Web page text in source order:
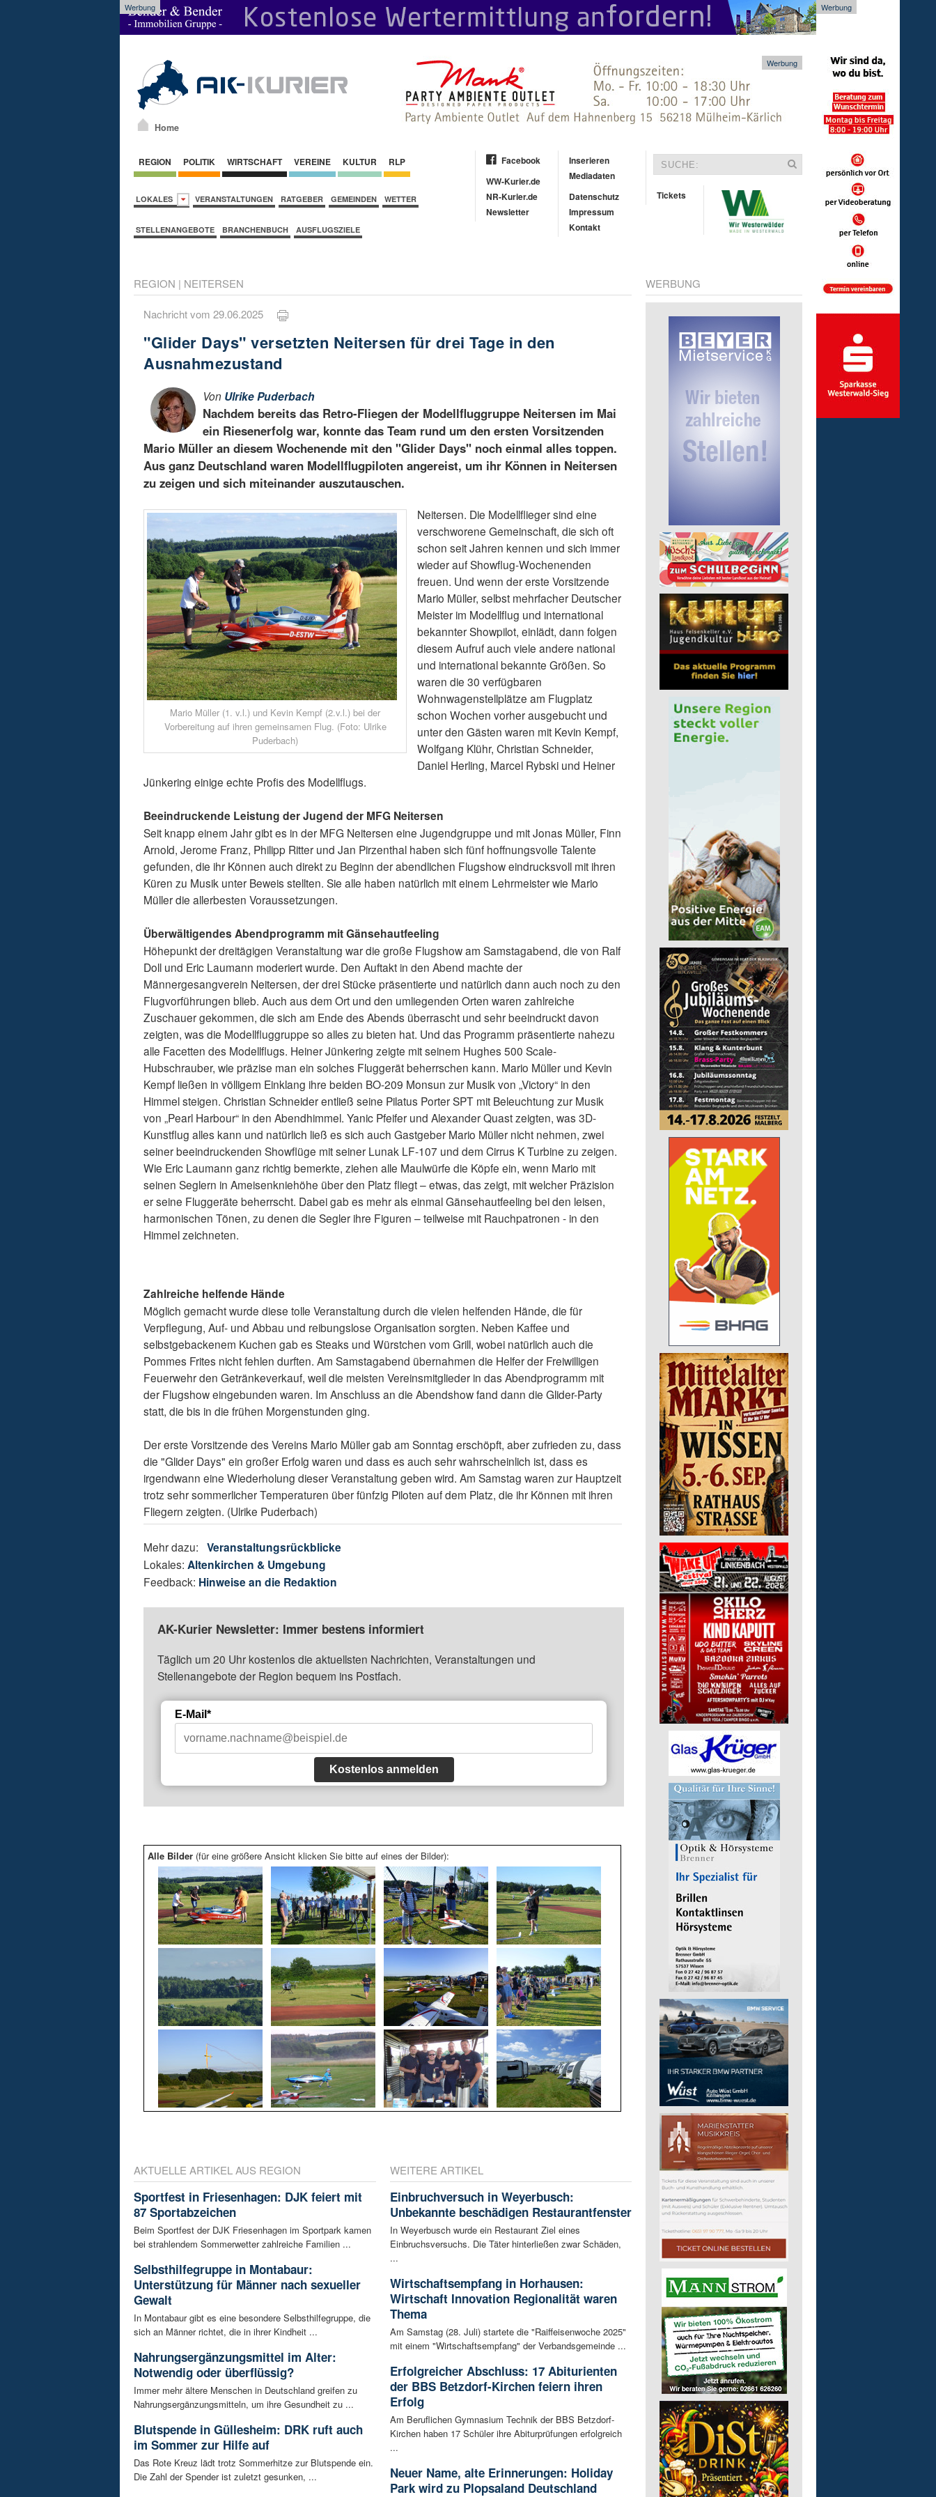
Werbung Werbung
Home
Werbung
REGION POLITIK WIRTSCHAFT VEREINE KULTUR RLP
LOKALES VERANSTALTUNGEN RATGEBER GEMEINDEN WETTER
STELLENANGEBOTE BRANCHENBUCH AUSFLUGSZIELE
Facebook
WW-Kurier.de
NR-Kurier.de
Newsletter
Inserieren
Mediadaten
Datenschutz
Impressum
Kontakt
Tickets
REGION | NEITERSEN
Nachricht vom 29.06.2025
"Glider Days" versetzten Neitersen für drei Tage in den
Ausnahmezustand
Von Ulrike Puderbach
Nachdem bereits das Retro-Fliegen der Modellfluggruppe Neitersen im Mai
ein Riesenerfolg war, konnte das Team rund um den ersten Vorsitzenden
Mario Müller an diesem Wochenende mit den "Glider Days" noch einmal alles toppen.
Aus ganz Deutschland waren Modellflugpiloten angereist, um ihr Können in Neitersen
zu zeigen und sich miteinander auszutauschen.
Mario Müller (1. v.l.) und Kevin Kempf (2.v.l.) bei der
Vorbereitung auf ihren gemeinsamen Flug. (Foto: Ulrike
Puderbach)
Neitersen. Die Modellflieger sind eine
verschworene Gemeinschaft, die sich oft
schon seit Jahren kennen und sich immer
wieder auf Showflug-Wochenenden
freuen. Und wenn der erste Vorsitzende
Mario Müller, selbst mehrfacher Deutscher
Meister im Modellflug und international
bekannter Showpilot, einlädt, dann folgen
diesem Aufruf auch viele andere national
und international bekannte Größen. So
waren die 30 verfügbaren
Wohnwagenstellplätze am Flugplatz
schon Wochen vorher ausgebucht und
unter den Gästen waren mit Kevin Kempf,
Wolfgang Klühr, Christian Schneider,
Daniel Herling, Marcel Rybski und Heiner
Jünkering einige echte Profis des Modellflugs.
Beeindruckende Leistung der Jugend der MFG Neitersen
Seit knapp einem Jahr gibt es in der MFG Neitersen eine Jugendgruppe und mit Jonas Müller, Finn
Arnold, Jerome Franz, Philipp Ritter und Jan Pirzenthal haben sich fünf hoffnungsvolle Talente
gefunden, die ihr Können auch direkt zu Beginn der abendlichen Flugshow eindrucksvoll mit ihren
Küren zu Musik unter Beweis stellten. Sie alle haben natürlich mit einem Lehrmeister wie Mario
Müller die allerbesten Voraussetzungen.
Überwältigendes Abendprogramm mit Gänsehautfeeling
Höhepunkt der dreitägigen Veranstaltung war die große Flugshow am Samstagabend, die von Ralf
Doll und Eric Laumann moderiert wurde. Den Auftakt in den Abend machte der
Männergesangverein Neitersen, der drei Stücke präsentierte und natürlich dann auch noch zu den
Flugvorführungen blieb. Auch aus dem Ort und den umliegenden Orten waren zahlreiche
Zuschauer gekommen, die sich am Ende des Abends überrascht und sehr beeindruckt davon
zeigten, was die Modellfluggruppe so alles zu bieten hat. Und das Programm präsentierte nahezu
alle Facetten des Modellflugs. Heiner Jünkering zeigte mit seinem Hughes 500 Scale-
Hubschrauber, wie präzise man ein solches Fluggerät beherrschen kann. Mario Müller und Kevin
Kempf ließen in völligem Einklang ihre beiden BO-209 Monsun zur Musik von „Victory“ in den
Himmel steigen. Christian Schneider entließ seine Pilatus Porter SPT mit Beleuchtung zur Musik
von „Pearl Harbour“ in den Abendhimmel. Yanic Pfeifer und Alexander Quast zeigten, was 3D-
Kunstflug alles kann und natürlich ließ es sich auch Gastgeber Mario Müller nicht nehmen, zwei
seiner beeindruckenden Showflüge mit seiner Lunak LF-107 und dem Cirrus K Turbine zu zeigen.
Wie Eric Laumann ganz richtig bemerkte, ziehen alle Maulwürfe die Köpfe ein, wenn Mario mit
seinen Seglern in Ameisenkniehöhe über den Platz fliegt – etwas, das zeigt, mit welcher Präzision
er seine Fluggeräte beherrscht. Dabei gab es mehr als einmal Gänsehautfeeling bei den leisen,
harmonischen Tönen, zu denen die Segler ihre Figuren – teilweise mit Rauchpatronen - in den
Himmel zeichneten.
Zahlreiche helfende Hände
Möglich gemacht wurde diese tolle Veranstaltung durch die vielen helfenden Hände, die für
Verpflegung, Auf- und Abbau und reibungslose Organisation sorgten. Neben Kaffee und
selbstgebackenem Kuchen gab es Steaks und Würstchen vom Grill, wobei natürlich auch die
Pommes Frites nicht fehlen durften. Am Samstagabend übernahmen die Helfer der Freiwilligen
Feuerwehr den Getränkeverkauf, weil die meisten Vereinsmitglieder in das Abendprogramm mit
der Flugshow eingebunden waren. Im Anschluss an die Abendshow fand dann die Glider-Party
statt, die bis in die frühen Morgenstunden ging.
Der erste Vorsitzende des Vereins Mario Müller gab am Sonntag erschöpft, aber zufrieden zu, dass
die "Glider Days" ein großer Erfolg waren und dass es auch sehr wahrscheinlich ist, dass es
irgendwann eine Wiederholung dieser Veranstaltung geben wird. Am Samstag waren zur Hauptzeit
trotz sehr sommerlicher Temperaturen über fünfzig Piloten auf dem Platz, die ihr Können mit ihren
Fliegern zeigten. (Ulrike Puderbach)
Mehr dazu:Veranstaltungsrückblicke
Lokales:Altenkirchen & Umgebung
Feedback: Hinweise an die Redaktion
AK-Kurier Newsletter: Immer bestens informiert
Täglich um 20 Uhr kostenlos die aktuellsten Nachrichten, Veranstaltungen und
Stellenangebote der Region bequem ins Postfach.
E-Mail*
Kostenlos anmelden
Alle Bilder (für eine größere Ansicht klicken Sie bitte auf eines der Bilder):
AKTUELLE ARTIKEL AUS REGION
Sportfest in Friesenhagen: DJK feiert mit
87 Sportabzeichen
Beim Sportfest der DJK Friesenhagen im Sportpark kamen
bei strahlendem Sommerwetter zahlreiche Familien ...
Selbsthilfegruppe in Montabaur:
Unterstützung für Männer nach sexueller
Gewalt
In Montabaur gibt es eine besondere Selbsthilfegruppe, die
sich an Männer richtet, die in ihrer Kindheit ...
Nahrungsergänzungsmittel im Alter:
Notwendig oder überflüssig?
Immer mehr ältere Menschen in Deutschland greifen zu
Nahrungsergänzungsmitteln, um ihre Gesundheit zu ...
Blutspende in Güllesheim: DRK ruft auch
im Sommer zur Hilfe auf
Das Rote Kreuz lädt trotz Sommerhitze zur Blutspende ein.
Die Zahl der Spender ist zuletzt gesunken, ...
WEITERE ARTIKEL
Einbruchversuch in Weyerbusch:
Unbekannte beschädigen Restaurantfenster
In Weyerbusch wurde ein Restaurant Ziel eines
Einbruchsversuchs. Die Täter hinterließen zwar Schäden,
...
Wirtschaftsempfang in Horhausen:
Wirtschaft Innovation Regionalität waren
Thema
Am Samstag (28. Juli) startete die "Raiffeisenwoche 2025"
mit einem "Wirtschaftsempfang" der Verbandsgemeinde ...
Erfolgreicher Abschluss: 17 Abiturienten
der BBS Betzdorf-Kirchen feiern ihren
Erfolg
Am Beruflichen Gymnasium Technik der BBS Betzdorf-
Kirchen haben 17 Schüler ihre Abiturprüfungen erfolgreich
...
Neuer Name, alte Erinnerungen: Holiday
Park wird zu Plopsaland Deutschland
WERBUNG